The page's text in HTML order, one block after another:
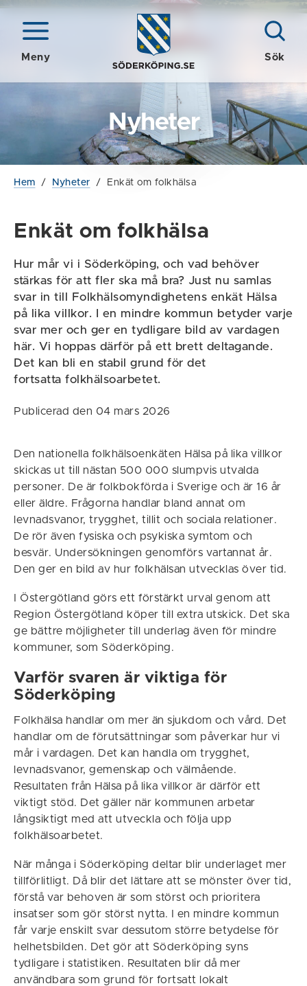
Meny Sök
Nyheter
Hem / Nyheter / Enkät om folkhälsa
Enkät om folkhälsa
Hur mår vi i Söderköping, och vad behöver
stärkas för att fler ska må bra? Just nu samlas
svar in till Folkhälsomyndighetens enkät Hälsa
på lika villkor. I en mindre kommun betyder varje
svar mer och ger en tydligare bild av vardagen
här. Vi hoppas därför på ett brett deltagande.
Det kan bli en stabil grund för det
fortsatta folkhälsoarbetet.
Publicerad den 04 mars 2026
Den nationella folkhälsoenkäten Hälsa på lika villkor
skickas ut till nästan 500 000 slumpvis utvalda
personer. De är folkbokförda i Sverige och är 16 år
eller äldre. Frågorna handlar bland annat om
levnadsvanor, trygghet, tillit och sociala relationer.
De rör även fysiska och psykiska symtom och
besvär. Undersökningen genomförs vartannat år.
Den ger en bild av hur folkhälsan utvecklas över tid.
I Östergötland görs ett förstärkt urval genom att
Region Östergötland köper till extra utskick. Det ska
ge bättre möjligheter till underlag även för mindre
kommuner, som Söderköping.
Varför svaren är viktiga för
Söderköping
Folkhälsa handlar om mer än sjukdom och vård. Det
handlar om de förutsättningar som påverkar hur vi
mår i vardagen. Det kan handla om trygghet,
levnadsvanor, gemenskap och välmående.
Resultaten från Hälsa på lika villkor är därför ett
viktigt stöd. Det gäller när kommunen arbetar
långsiktigt med att utveckla och följa upp
folkhälsoarbetet.
När många i Söderköping deltar blir underlaget mer
tillförlitligt. Då blir det lättare att se mönster över tid,
förstå var behoven är som störst och prioritera
insatser som gör störst nytta. I en mindre kommun
får varje enskilt svar dessutom större betydelse för
helhetsbilden. Det gör att Söderköping syns
tydligare i statistiken. Resultaten blir då mer
användbara som grund för fortsatt lokalt